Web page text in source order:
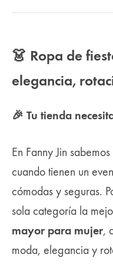
👗 Ropa de
elegancia,
🎉 Tu tienda
En Fanny Jin
cuando tienen un
cómodas y seguras.
sola categoría la
mayor para mujer,
moda, elegancia y